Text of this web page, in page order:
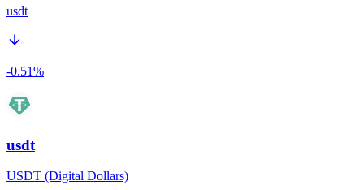
usdt
-0.51%
usdt
USDT (Digital Dollars)